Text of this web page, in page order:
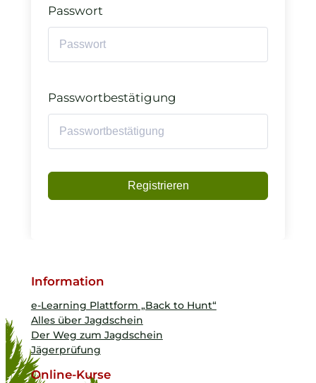
Passwort
Passwortbestätigung
Registrieren
Information
e-Learning Plattform „Back to Hunt“
Alles über Jagdschein
Der Weg zum Jagdschein
Jägerprüfung
Online-Kurse